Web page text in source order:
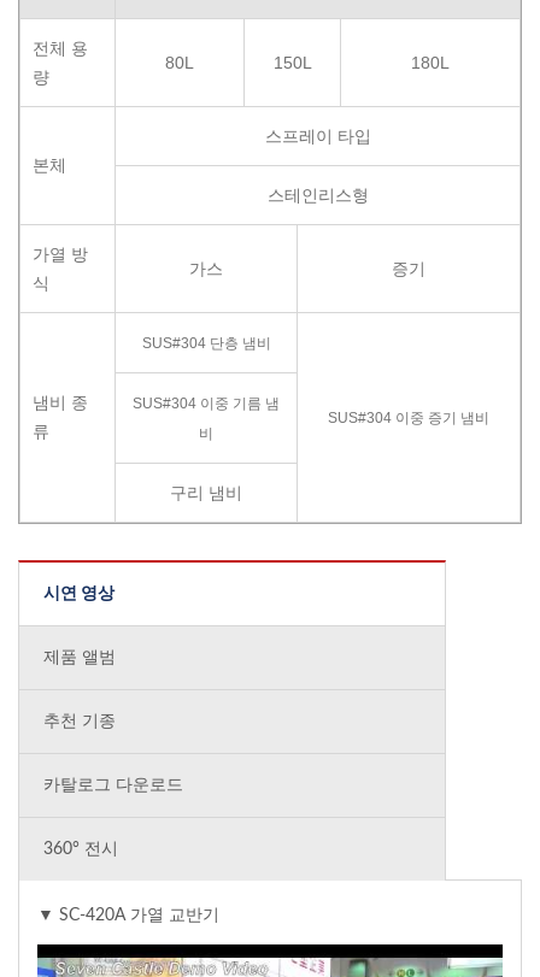
전체 용
량
80L 150L 180L
본체
스프레이 타입
스테인리스형
가열 방
식
가스 증기
냄비 종
류
SUS#304 단층 냄비
SUS#304 이중 증기 냄비
SUS#304 이중 기름 냄
비
구리 냄비
시연 영상
제품 앨범
추천 기종
카탈로그 다운로드
360° 전시
▼ SC-420A 가열 교반기